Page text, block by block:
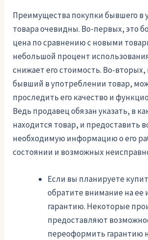
Преимущества покупки бывшего в
товара очевидны. Во-первых, это
цена по сравнению с новыми
небольшой процент
снижает его стоимость. Во-вторых,
бывший в употреблении товар,
проследить его качество и
Ведь продавец обязан указать, в
находится товар, и предоставить
необходимую информацию о его
состоянии и возможных
Если вы планируете
обратите внимание на
гарантию. Некоторые
предоставляют
переоформить гарантию